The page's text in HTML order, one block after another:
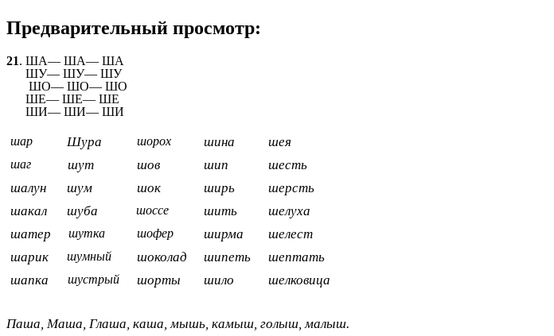
Предварительный просмотр:
21. ША— ША— ША
ШУ— ШУ— ШУ
ШО— ШО— ШО
ШЕ— ШЕ— ШЕ
ШИ— ШИ— ШИ
шар Шура шорох шина шея
шаг шут шов шип
шесть
шалун
шум шок ширь
шерсть
шакал
шуба шоссе шить
шелуха
шатер
шутка шофер ширма
шелест
шарик
шумный шоколад шипеть
шептать
шапка
шустрый шорты шило шелковица
Паша, Маша, Глаша, каша, мышь, камыш, голыш, малыш.